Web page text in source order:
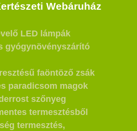
Webáruház
LED lámpák
gyógynövényszárító
faöntöző zsák
paradicsom magok
szőnyeg
termesztésből
termesztés,